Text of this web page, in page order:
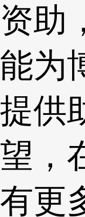
资助
能为
提供
望，
有更